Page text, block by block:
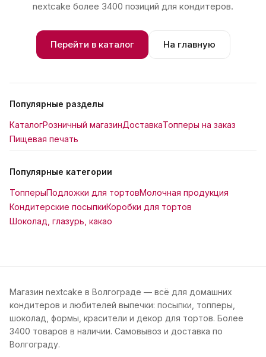
nextcake более 3400 позиций для кондитеров.
Перейти в каталог На главную
Популярные разделы
КаталогРозничный магазинДоставкаТопперы на заказ
Пищевая печать
Популярные категории
ТопперыПодложки для тортовМолочная продукция
Кондитерские посыпкиКоробки для тортов
Шоколад, глазурь, какао
Магазин nextcake в Волгограде — всё для домашних
кондитеров и любителей выпечки: посыпки, топперы,
шоколад, формы, красители и декор для тортов. Более
3400 товаров в наличии. Самовывоз и доставка по
Волгограду.